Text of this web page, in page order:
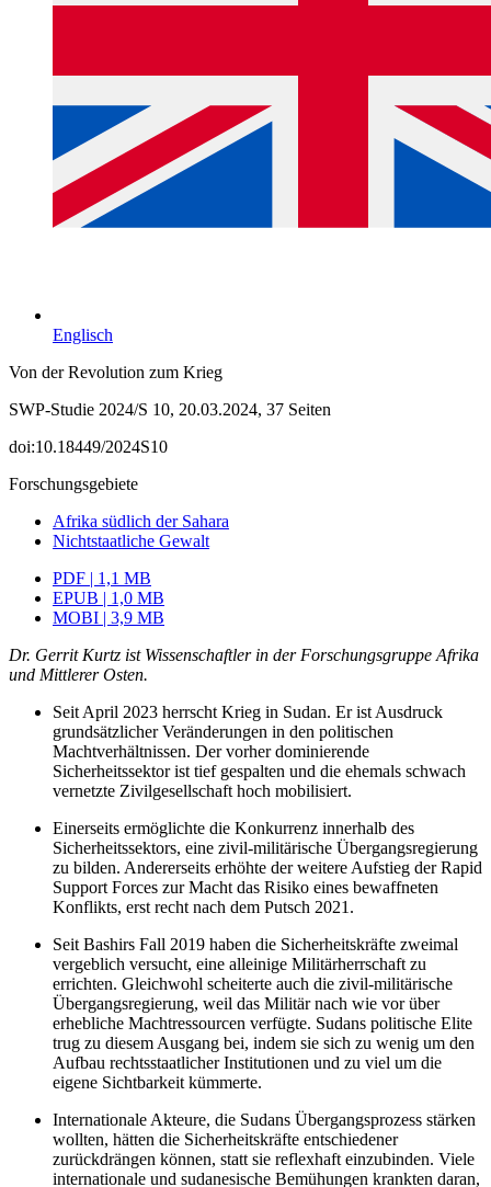
Englisch
Von der Revolution zum Krieg
SWP-Studie 2024/S 10, 20.03.2024, 37 Seiten
doi:10.18449/2024S10
Forschungsgebiete
Afrika südlich der Sahara
Nichtstaatliche Gewalt
PDF | 1,1 MB
EPUB | 1,0 MB
MOBI | 3,9 MB
Dr. Gerrit Kurtz ist Wissenschaftler in der Forschungsgruppe Afrika
und Mittlerer Osten.
Seit April 2023 herrscht Krieg in Sudan. Er ist Ausdruck
grundsätzlicher Veränderungen in den politischen
Machtverhältnissen. Der vorher dominierende
Sicherheitssektor ist tief gespalten und die ehemals schwach
vernetzte Zivilgesellschaft hoch mobilisiert.
Einerseits ermöglichte die Konkurrenz innerhalb des
Sicherheitssektors, eine zivil-militärische Übergangsregierung
zu bilden. Andererseits erhöhte der weitere Aufstieg der Rapid
Support Forces zur Macht das Risiko eines bewaffneten
Konflikts, erst recht nach dem Putsch 2021.
Seit Bashirs Fall 2019 haben die Sicherheitskräfte zweimal
vergeblich versucht, eine alleinige Militärherrschaft zu
errichten. Gleichwohl scheiterte auch die zivil-militärische
Übergangsregierung, weil das Militär nach wie vor über
erhebliche Machtressourcen verfügte. Sudans politische Elite
trug zu diesem Ausgang bei, indem sie sich zu wenig um den
Aufbau rechtsstaatlicher Institutionen und zu viel um die
eigene Sichtbarkeit kümmerte.
Internationale Akteure, die Sudans Übergangsprozess stärken
wollten, hätten die Sicherheitskräfte entschiedener
zurückdrängen können, statt sie reflexhaft einzubinden. Viele
internationale und sudanesische Bemühungen krankten daran,